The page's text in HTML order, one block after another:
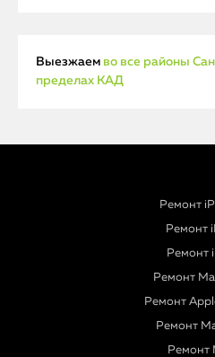
Выезжаем во все районы
пределах КАД
Ремонт
Ремонт
Ремонт
Ремонт
Ремонт
Ремонт
Ремонт